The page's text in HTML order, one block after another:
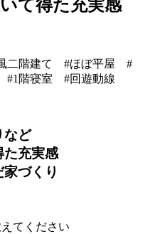
て得た充実感
二階建て #ほぼ平屋 #
#1階寝室 #回遊動線
など
た充実感
づくり
てください